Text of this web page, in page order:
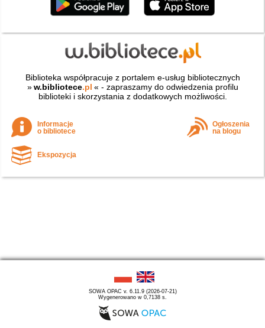
Biblioteka współpracuje z portalem e-usług bibliotecznych
» w.bibliotece.pl « - zapraszamy do odwiedzenia profilu
biblioteki i skorzystania z dodatkowych możliwości.
Informacje
o bibliotece
Ogłoszenia
na blogu
Ekspozycja
SOWA OPAC v. 6.11.9 (2026-07-21)
Wygenerowano w 0,7138 s.